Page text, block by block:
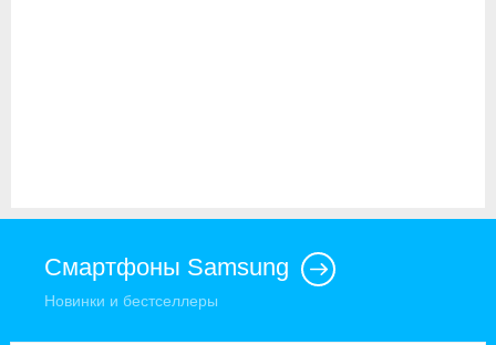
Смартфоны Samsung
Новинки и бестселлеры